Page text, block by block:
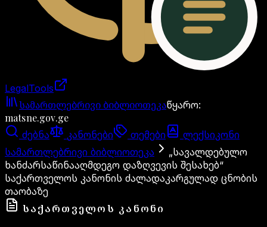
LegalTools
ანგარიში იტვირთება
სამართლებრივი ბიბლიოთეკაწყარო:
matsne.gov.ge
ძებნა კანონები თემები
ლექსიკონი
სამართლებრივი ბიბლიოთეკა
„სავალდებულო
ხანძარსაწინააღმდეგო დაზღვევის შესახებ“
საქართველოს კანონის ძალადაკარგულად ცნობის
თაობაზე
ᲡᲐᲥᲐᲠᲗᲕᲔᲚᲝᲡ ᲙᲐᲜᲝᲜᲘ